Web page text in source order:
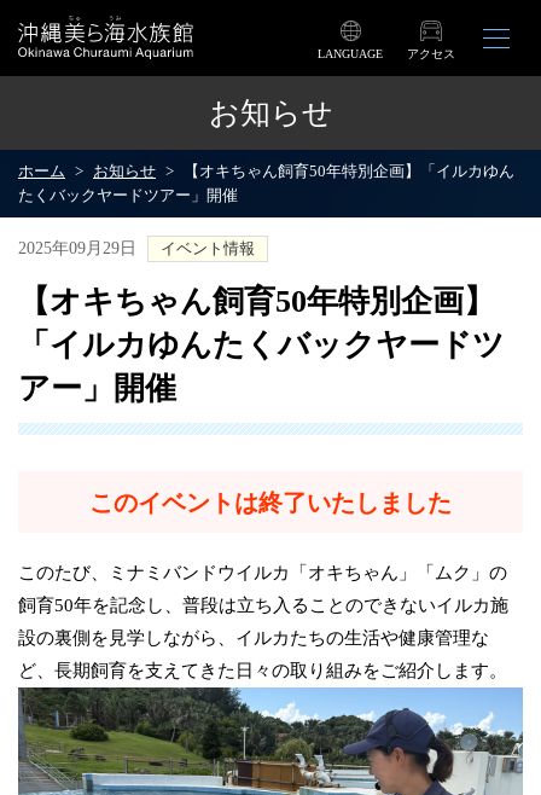
LANGUAGE アクセス
お知らせ
ホーム お知らせ
【オキちゃん飼育50年特別企画】「イルカゆん
たくバックヤードツアー」開催
2025年09月29日 イベント情報
【オキちゃん飼育50年特別企画】
「イルカゆんたくバックヤードツ
アー」開催
このイベントは終了いたしました
このたび、ミナミバンドウイルカ「オキちゃん」「ムク」の
飼育50年を記念し、普段は立ち入ることのできないイルカ施
設の裏側を見学しながら、イルカたちの生活や健康管理な
ど、長期飼育を支えてきた日々の取り組みをご紹介します。